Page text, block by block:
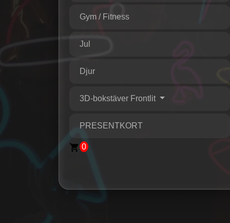
Gym / Fitness
Jul
Djur
3D-bokstäver Frontlit
PRESENTKORT
0